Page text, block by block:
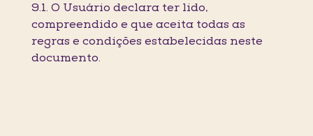
9.1. O Usuário declara ter lido,
compreendido e que aceita todas as
regras e condições estabelecidas neste
documento.